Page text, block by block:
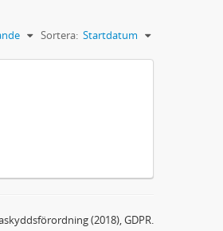
Sortera: Startdatum
(2018), GDPR.